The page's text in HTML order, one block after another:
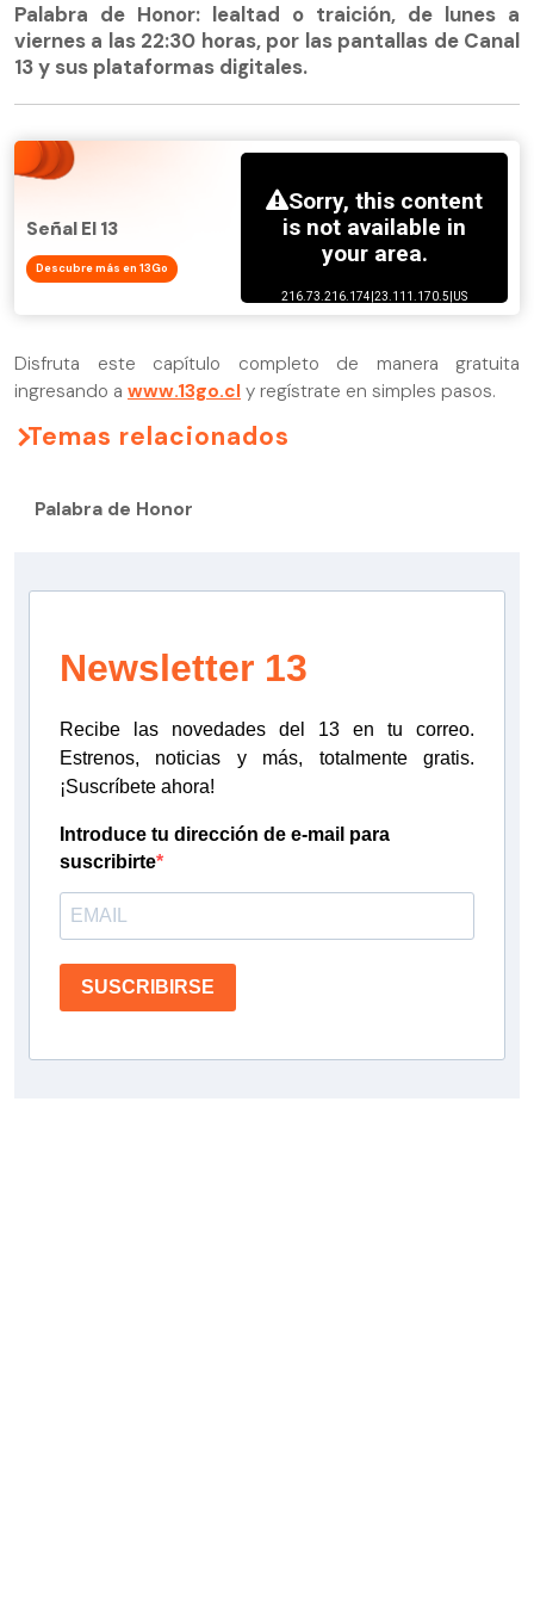
Palabra de Honor: lealtad o traición, de lunes a
viernes a las 22:30 horas, por las pantallas de Canal
13 y sus plataformas digitales.
Señal El 13
Descubre más en 13Go
Disfruta este capítulo completo de manera gratuita
ingresando a www.13go.cl y regístrate en simples pasos.
Temas relacionados
Palabra de Honor
Newsletter 13
Recibe las novedades del 13 en tu correo.
Estrenos, noticias y más, totalmente gratis.
¡Suscríbete ahora!
Introduce tu dirección de e-mail para
suscribirte
SUSCRIBIRSE